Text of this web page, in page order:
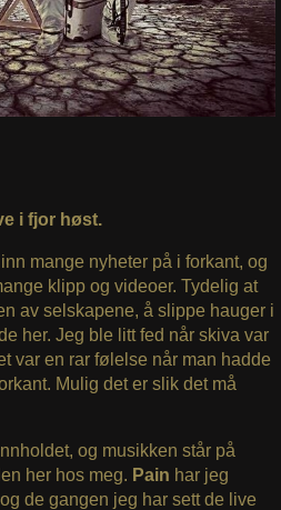
i fjor høst.
mange nyheter på i forkant, og
klipp og videoer. Tydelig at
av selskapene, å slippe hauger i
her. Jeg ble litt fed når skiva var
var en rar følelse når man hadde
Mulig det er slik det må
og musikken står på
her hos meg. Pain har jeg
de gangen jeg har sett de live